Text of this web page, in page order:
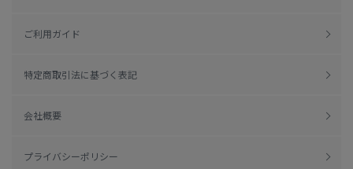
ご利用ガイド
特定商取引法に基づく表記
会社概要
プライバシーポリシー